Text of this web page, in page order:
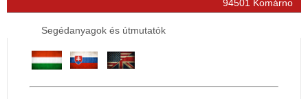
94501 Komárno
Segédanyagok és útmutatók